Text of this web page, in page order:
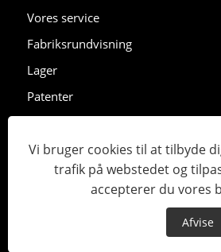
Vores service
Fabriksrundvisning
Lager
Patenter
Copyright © 2023 Lisheng
XML
Vi bruger cookies til at tilbyde
trafik på webstedet og
accepterer du vores
Afvise